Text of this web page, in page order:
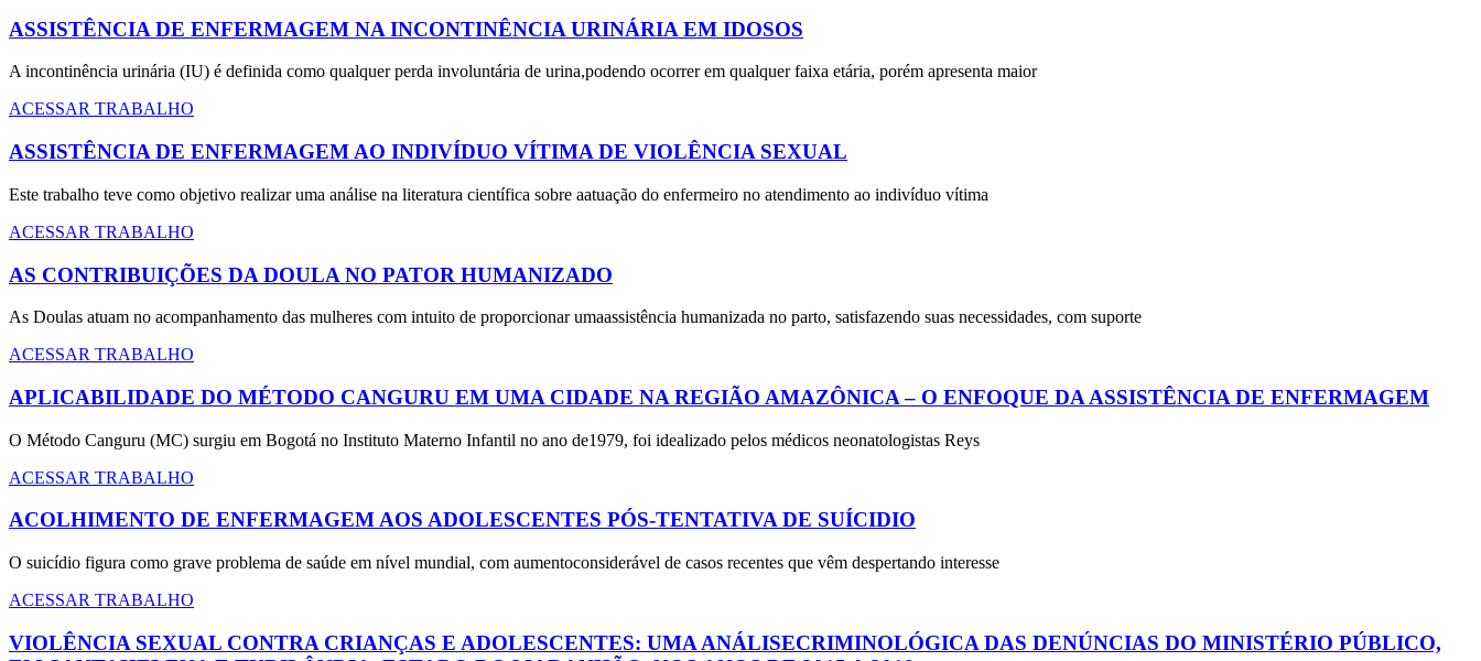
ASSISTÊNCIA DE ENFERMAGEM NA INCONTINÊNCIA URINÁRIA EM IDOSOS
A incontinência urinária (IU) é definida como qualquer perda involuntária de urina,podendo ocorrer em qualquer faixa etária, porém apresenta maior
ACESSAR TRABALHO
ASSISTÊNCIA DE ENFERMAGEM AO INDIVÍDUO VÍTIMA DE VIOLÊNCIA SEXUAL
Este trabalho teve como objetivo realizar uma análise na literatura científica sobre aatuação do enfermeiro no atendimento ao indivíduo vítima
ACESSAR TRABALHO
AS CONTRIBUIÇÕES DA DOULA NO PATOR HUMANIZADO
As Doulas atuam no acompanhamento das mulheres com intuito de proporcionar umaassistência humanizada no parto, satisfazendo suas necessidades, com suporte
ACESSAR TRABALHO
APLICABILIDADE DO MÉTODO CANGURU EM UMA CIDADE NA REGIÃO AMAZÔNICA – O ENFOQUE DA ASSISTÊNCIA DE ENFERMAGEM
O Método Canguru (MC) surgiu em Bogotá no Instituto Materno Infantil no ano de1979, foi idealizado pelos médicos neonatologistas Reys
ACESSAR TRABALHO
ACOLHIMENTO DE ENFERMAGEM AOS ADOLESCENTES PÓS-TENTATIVA DE SUÍCIDIO
O suicídio figura como grave problema de saúde em nível mundial, com aumentoconsiderável de casos recentes que vêm despertando interesse
ACESSAR TRABALHO
VIOLÊNCIA SEXUAL CONTRA CRIANÇAS E ADOLESCENTES: UMA ANÁLISECRIMINOLÓGICA DAS DENÚNCIAS DO MINISTÉRIO PÚBLICO,